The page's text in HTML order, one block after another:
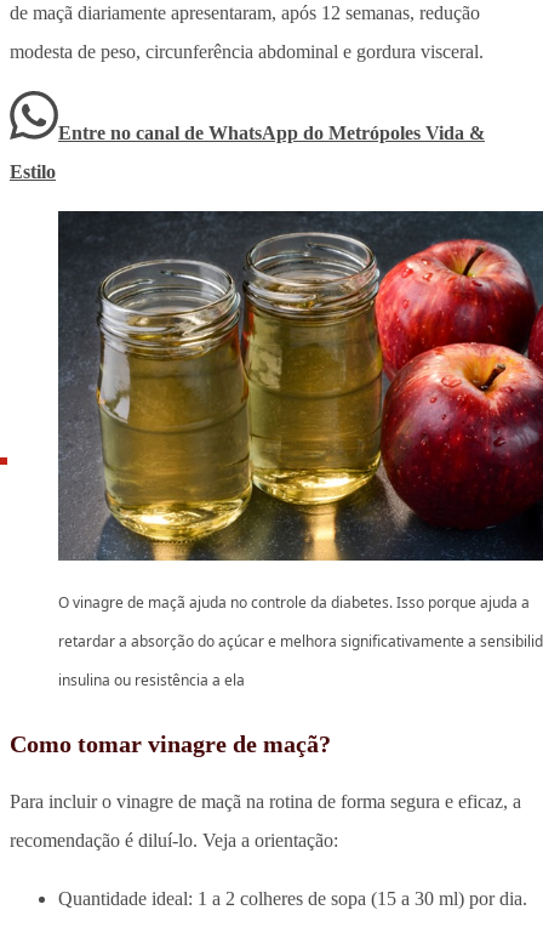
de maçã diariamente apresentaram, após 12 semanas, redução
modesta de peso, circunferência abdominal e gordura visceral.
Entre no canal de WhatsApp do Metrópoles Vida &
Estilo
O vinagre de maçã ajuda no controle da diabetes. Isso porque ajuda a
retardar a absorção do açúcar e melhora significativamente a
insulina ou resistência a ela
Como tomar vinagre de maçã?
Para incluir o vinagre de maçã na rotina de forma segura e eficaz, a
recomendação é diluí-lo. Veja a orientação:
Quantidade ideal: 1 a 2 colheres de sopa (15 a 30 ml) por dia.